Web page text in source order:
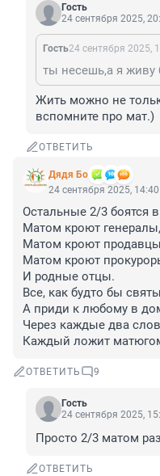
Гость
24 сентября 2025,
Гость24 сентября 2025,
ты несешь,а я живу
Жить можно не
вспомните про мат.)
ОТВЕТИТЬ
Дядя Бо
24 сентября 2025, 14:40
Остальные 2/3 боятся
Матом кроют генералы,
Матом кроют
Матом кроют
И родные отцы.
Все, как будто бы
А приди к любому в
Через каждые два
Каждый ложит
ОТВЕТИТЬ 9
Гость
24 сентября 2025,
Просто 2/3 матом
ОТВЕТИТЬ